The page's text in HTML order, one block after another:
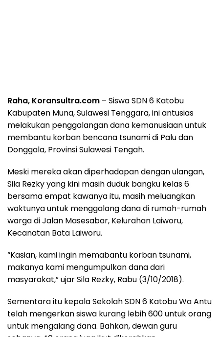
Raha, Koransultra.com – Siswa SDN 6 Katobu
Kabupaten Muna, Sulawesi Tenggara, ini antusias
melakukan penggalangan dana kemanusiaan untuk
membantu korban bencana tsunami di Palu dan
Donggala, Provinsi Sulawesi Tengah.
Meski mereka akan diperhadapan dengan ulangan,
Sila Rezky yang kini masih duduk bangku kelas 6
bersama empat kawanya itu, masih meluangkan
waktunya untuk menggalang dana di rumah-rumah
warga di Jalan Masesabar, Kelurahan Laiworu,
Kecanatan Bata Laiworu.
“Kasian, kami ingin memabantu korban tsunami,
makanya kami mengumpulkan dana dari
masyarakat,” ujar Sila Rezky, Rabu (3/10/2018).
Sementara itu kepala Sekolah SDN 6 Katobu Wa Antu
telah mengerkan siswa kurang lebih 600 untuk orang
untuk mengalang dana. Bahkan, dewan guru